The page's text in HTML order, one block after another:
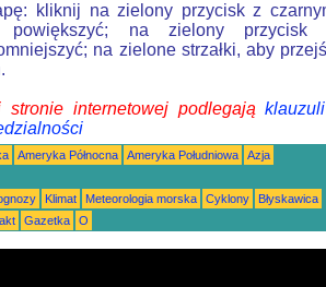
kliknij na zielony przycisk z
powiększyć; na zielony przycisk
na zielone strzałki, aby
stronie internetowej podlegają
Ameryka Północna Ameryka Południowa
Azja
Klimat Meteorologia morska Cyklony
Błyskawica
Gazetka O